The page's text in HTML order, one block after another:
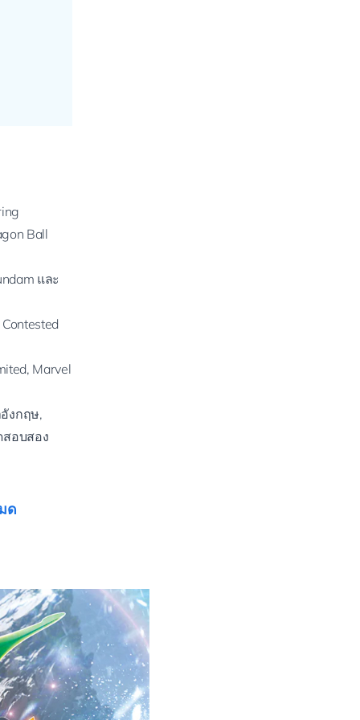
Ball
และ
Marvel
งกฤษ,
อบสอง
ด